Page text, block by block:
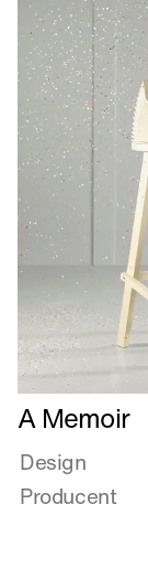
Læs
mere
om
A
Memoir
A Memoir
Design
Producent